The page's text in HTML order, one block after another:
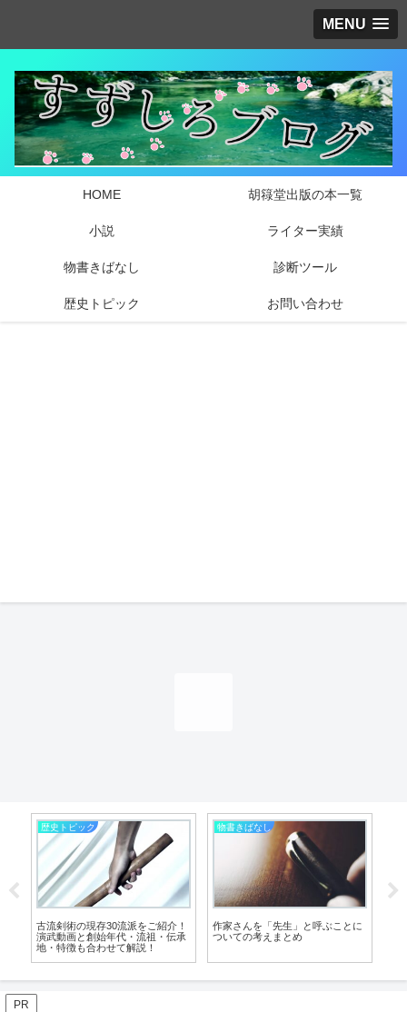
MENU
HOME 胡簶堂出版の本一覧
小説 ライター実績
物書きばなし 診断ツール
歴史トピック お問い合わせ
物書きばなし
執筆に行き詰まったとき試した
い、創作意欲がよみがえる５つの
気分転換法
物書きばなし
ＷＥＢ小説は複数サイトへの投稿
をおすすめする、たった３つの理
PR